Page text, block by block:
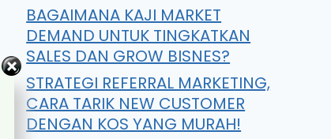
BAGAIMANA KAJI MARKET
DEMAND UNTUK TINGKATKAN
SALES DAN GROW BISNES?
STRATEGI REFERRAL MARKETING,
CARA TARIK NEW CUSTOMER
DENGAN KOS YANG MURAH!